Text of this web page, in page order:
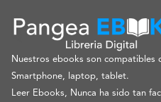
Nuestros ebooks son compatibles
Smartphone, laptop, tablet.
Leer Ebooks, Nunca ha sido tan